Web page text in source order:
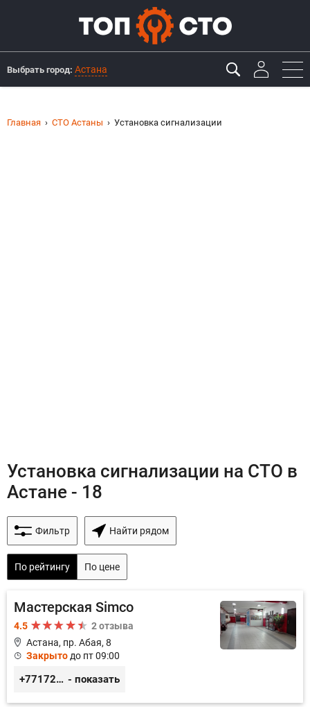
Выбрать город: Астана
Главная СТО Астаны Установка сигнализации
Установка сигнализации на СТО в
Астане - 18
Фильтр Найти рядом
По рейтингу По цене
Мастерская Simco
4.5
2 отзыва
Астана, пр. Абая, 8
Закрыто до пт 09:00
+77172481239 - показать